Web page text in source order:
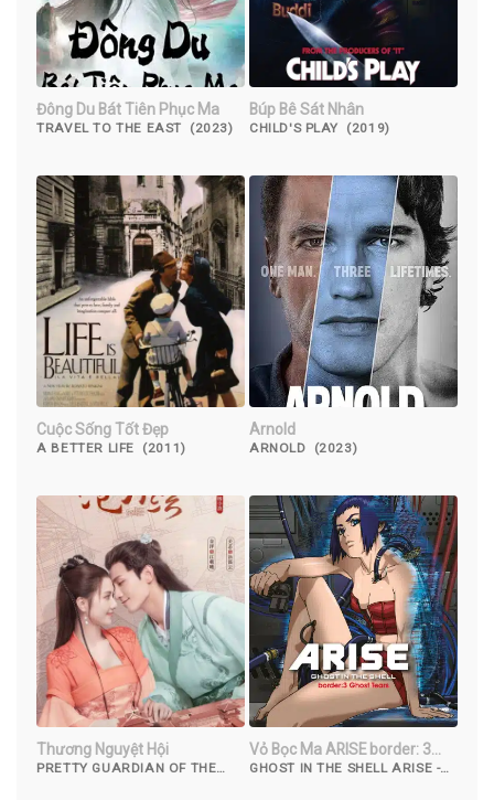
Đông Du Bát Tiên Phục Ma
TRAVEL TO THE EAST (2023)
Búp Bê Sát Nhân
CHILD'S PLAY (2019)
Cuộc Sống Tốt Đẹp
A BETTER LIFE (2011)
Arnold
ARNOLD (2023)
Thương Nguyệt Hội
PRETTY GUARDIAN OF THE
Vỏ Bọc Ma ARISE border: 3
Nước Mắt Ma
GHOST IN THE SHELL ARISE -